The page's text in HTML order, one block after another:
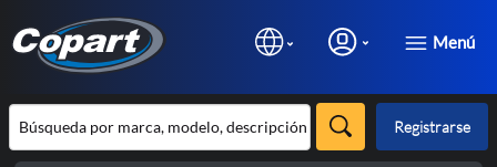
Menú
Registrarse